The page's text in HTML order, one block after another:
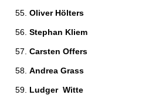
Oliver Hölters
Stephan Kliem
Carsten Offers
Andrea Grass
Ludger  Witte